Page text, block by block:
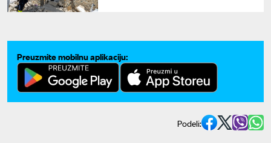
Preuzmite mobilnu aplikaciju:
Podeli: